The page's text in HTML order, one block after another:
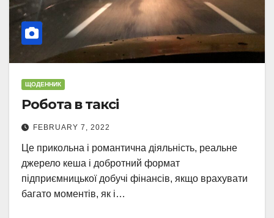
ЩОДЕННИК
Робота в таксі
FEBRUARY 7, 2022
Це прикольна і романтична діяльність, реальне
джерело кеша і добротний формат
підприємницької добучі фінансів, якщо врахувати
багато моментів, як і…